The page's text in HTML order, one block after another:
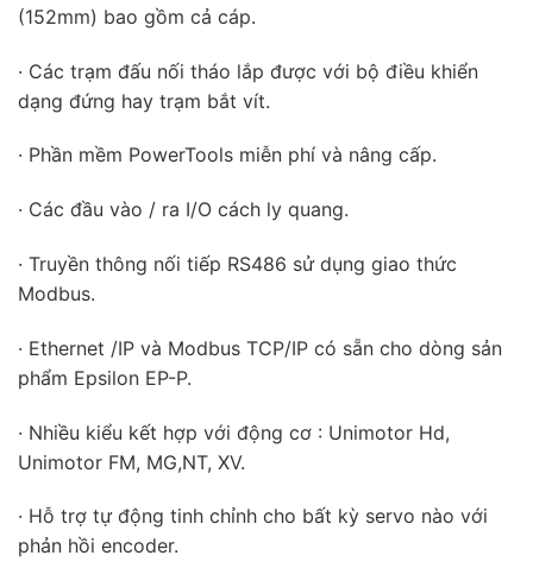
(152mm) bao gồm cả cáp.
· Các trạm đấu nối tháo lắp được với bộ điều khiển
dạng đứng hay trạm bắt vít.
· Phần mềm PowerTools miễn phí và nâng cấp.
· Các đầu vào / ra I/O cách ly quang.
· Truyền thông nối tiếp RS486 sử dụng giao thức
Modbus.
· Ethernet /IP và Modbus TCP/IP có sẵn cho dòng sản
phẩm Epsilon EP-P.
· Nhiều kiểu kết hợp với động cơ : Unimotor Hd,
Unimotor FM, MG,NT, XV.
· Hỗ trợ tự động tinh chỉnh cho bất kỳ servo nào với
phản hồi encoder.